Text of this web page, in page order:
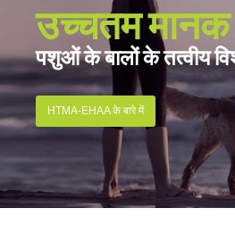
उच्चतम मानक
पशुओं के बालों के तत्वीय
HTMA-EHAA के बारे में